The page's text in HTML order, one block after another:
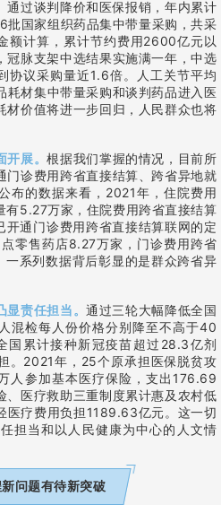
过谈判降价和医保报销，年内累计
国家组织药品集中带量采购，共采
额计算，累计节约费用2600亿元以
冠脉支架中选结果实施满一年，中选
协议采购量近1.6倍。人工关节平均
耗材集中带量采购和谈判药品进入医
材价值将进一步回归，人民群众也将
开展。根据我们掌握的情况，目前所
门诊费用跨省直接结算、跨省异地就
布的数据来看，2021年，住院费用
有5.27万家，住院费用跨省直接结算
通门诊费用跨省直接结算联网的定
零售药店8.27万家，门诊费用跨省
系列数据背后彰显的是群众跨省异
显责任担当。通过三轮大幅降低全国
混检每人份价格分别降至不高于40
国累计接种新冠疫苗超过28.3亿剂
。2021年，25个原承担医保脱贫攻
人参加基本医疗保险，支出176.69
、医疗救助三重制度累计惠及农村低
医疗费用负担1189.63亿元。这一切
担当和以人民健康为中心的人文情
问题有待新突破